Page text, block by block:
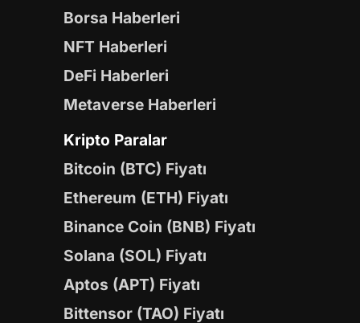
Borsa Haberleri
NFT Haberleri
DeFi Haberleri
Metaverse Haberleri
Kripto Paralar
Bitcoin (BTC) Fiyatı
Ethereum (ETH) Fiyatı
Binance Coin (BNB) Fiyatı
Solana (SOL) Fiyatı
Aptos (APT) Fiyatı
Bittensor (TAO) Fiyatı